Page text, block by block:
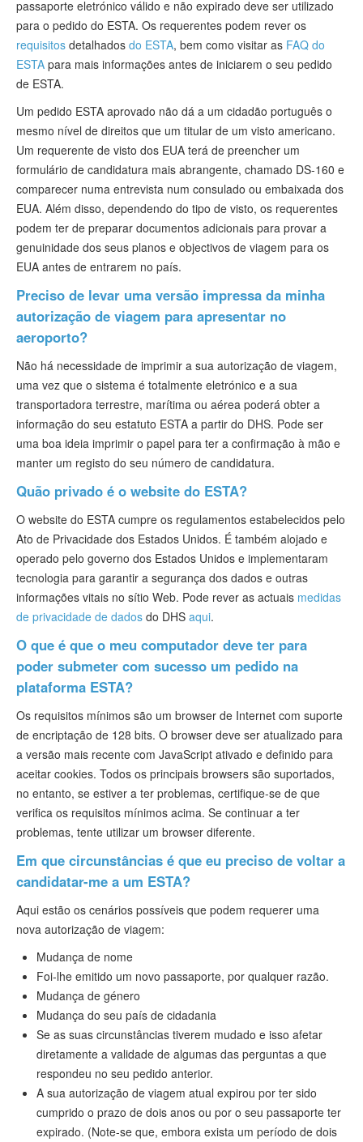
passaporte eletrónico válido e não expirado deve ser utilizado
para o pedido do ESTA. Os requerentes podem rever os
requisitos detalhados do ESTA, bem como visitar as FAQ do
ESTA para mais informações antes de iniciarem o seu pedido
de ESTA.
Um pedido ESTA aprovado não dá a um cidadão português o
mesmo nível de direitos que um titular de um visto americano.
Um requerente de visto dos EUA terá de preencher um
formulário de candidatura mais abrangente, chamado DS-160 e
comparecer numa entrevista num consulado ou embaixada dos
EUA. Além disso, dependendo do tipo de visto, os requerentes
podem ter de preparar documentos adicionais para provar a
genuinidade dos seus planos e objectivos de viagem para os
EUA antes de entrarem no país.
Preciso de levar uma versão impressa da minha
autorização de viagem para apresentar no
aeroporto?
Não há necessidade de imprimir a sua autorização de viagem,
uma vez que o sistema é totalmente eletrónico e a sua
transportadora terrestre, marítima ou aérea poderá obter a
informação do seu estatuto ESTA a partir do DHS. Pode ser
uma boa ideia imprimir o papel para ter a confirmação à mão e
manter um registo do seu número de candidatura.
Quão privado é o website do ESTA?
O website do ESTA cumpre os regulamentos estabelecidos pelo
Ato de Privacidade dos Estados Unidos. É também alojado e
operado pelo governo dos Estados Unidos e implementaram
tecnologia para garantir a segurança dos dados e outras
informações vitais no sítio Web. Pode rever as actuais medidas
de privacidade de dados do DHS aqui.
O que é que o meu computador deve ter para
poder submeter com sucesso um pedido na
plataforma ESTA?
Os requisitos mínimos são um browser de Internet com suporte
de encriptação de 128 bits. O browser deve ser atualizado para
a versão mais recente com JavaScript ativado e definido para
aceitar cookies. Todos os principais browsers são suportados,
no entanto, se estiver a ter problemas, certifique-se de que
verifica os requisitos mínimos acima. Se continuar a ter
problemas, tente utilizar um browser diferente.
Em que circunstâncias é que eu preciso de voltar a
candidatar-me a um ESTA?
Aqui estão os cenários possíveis que podem requerer uma
nova autorização de viagem:
Mudança de nome
Foi-lhe emitido um novo passaporte, por qualquer razão.
Mudança de género
Mudança do seu país de cidadania
Se as suas circunstâncias tiverem mudado e isso afetar
diretamente a validade de algumas das perguntas a que
respondeu no seu pedido anterior.
A sua autorização de viagem atual expirou por ter sido
cumprido o prazo de dois anos ou por o seu passaporte ter
expirado. (Note-se que, embora exista um período de dois